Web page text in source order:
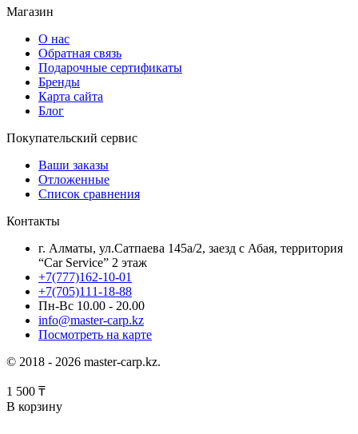
Магазин
О нас
Обратная связь
Подарочные сертификаты
Бренды
Карта сайта
Блог
Покупательский сервис
Ваши заказы
Отложенные
Список сравнения
Контакты
г. Алматы, ул.Сатпаева 145а/2, заезд с Абая, территория
“Car Service” 2 этаж
+7(777)162-10-01
+7(705)111-18-88
Пн-Вс 10.00 - 20.00
info@master-carp.kz
Посмотреть на карте
© 2018 - 2026 master-carp.kz.
1 500 ₸
В корзину